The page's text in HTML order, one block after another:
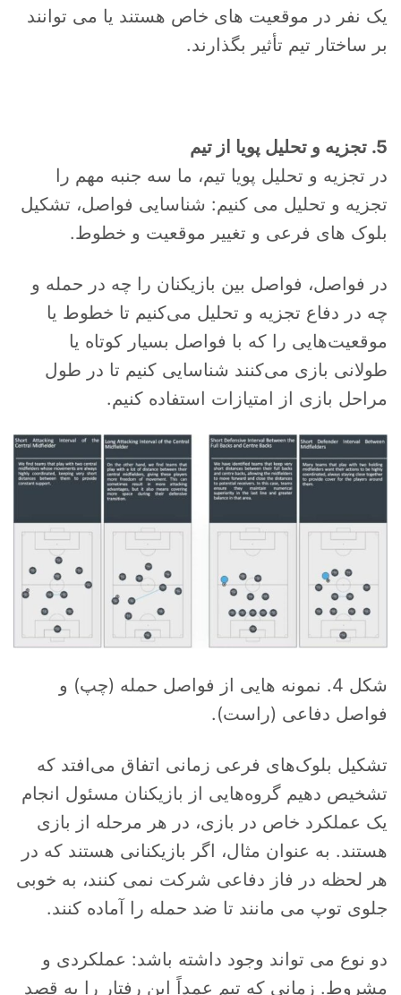
یک نفر در موقعیت های خاص هستند یا می توانند
بر ساختار تیم تأثیر بگذارند.
5. تجزیه و تحلیل پویا از تیم
در تجزیه و تحلیل پویا تیم، ما سه جنبه مهم را
تجزیه و تحلیل می کنیم: شناسایی فواصل، تشکیل
بلوک های فرعی و تغییر موقعیت و خطوط.
در فواصل، فواصل بین بازیکنان را چه در حمله و
چه در دفاع تجزیه و تحلیل می‌کنیم تا خطوط یا
موقعیت‌هایی را که با فواصل بسیار کوتاه یا
طولانی بازی می‌کنند شناسایی کنیم تا در طول
مراحل بازی از امتیازات استفاده کنیم.
شکل 4. نمونه هایی از فواصل حمله (چپ) و
فواصل دفاعی (راست).
تشکیل بلوک‌های فرعی زمانی اتفاق می‌افتد که
تشخیص دهیم گروه‌هایی از بازیکنان مسئول انجام
یک عملکرد خاص در بازی، در هر مرحله از بازی
هستند. به عنوان مثال، اگر بازیکنانی هستند که در
هر لحظه در فاز دفاعی شرکت نمی کنند، به خوبی
جلوی توپ می مانند تا ضد حمله را آماده کنند.
دو نوع می تواند وجود داشته باشد: عملکردی و
مشروط. زمانی که تیم عمداً این رفتار را به قصد